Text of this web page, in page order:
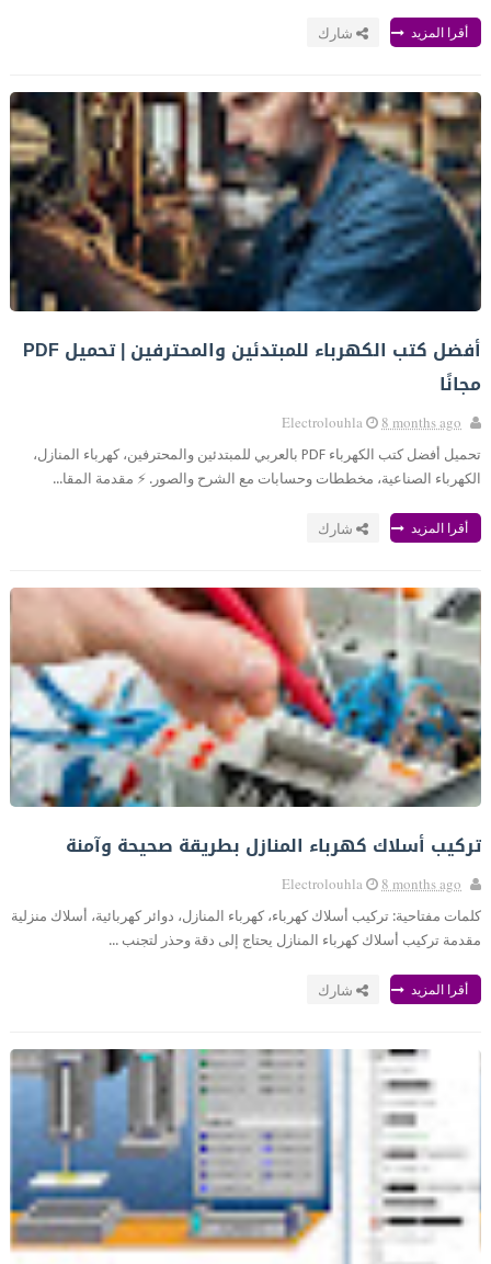
أقرا المزيد شارك
أفضل كتب الكهرباء للمبتدئين والمحترفين | تحميل PDF
مجانًا
Electrolouhla 8 months ago
تحميل أفضل كتب الكهرباء PDF بالعربي للمبتدئين والمحترفين، كهرباء المنازل،
الكهرباء الصناعية، مخططات وحسابات مع الشرح والصور. ⚡ مقدمة المقا...
أقرا المزيد شارك
تركيب أسلاك كهرباء المنازل بطريقة صحيحة وآمنة
Electrolouhla 8 months ago
كلمات مفتاحية: تركيب أسلاك كهرباء، كهرباء المنازل، دوائر كهربائية، أسلاك منزلية
مقدمة تركيب أسلاك كهرباء المنازل يحتاج إلى دقة وحذر لتجنب ...
أقرا المزيد شارك